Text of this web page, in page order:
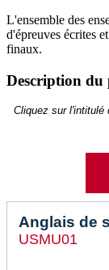
L'ensemble des
d'épreuves écrites
finaux.
Description du
Cliquez sur l'intitulé
Anglais de
USMU01